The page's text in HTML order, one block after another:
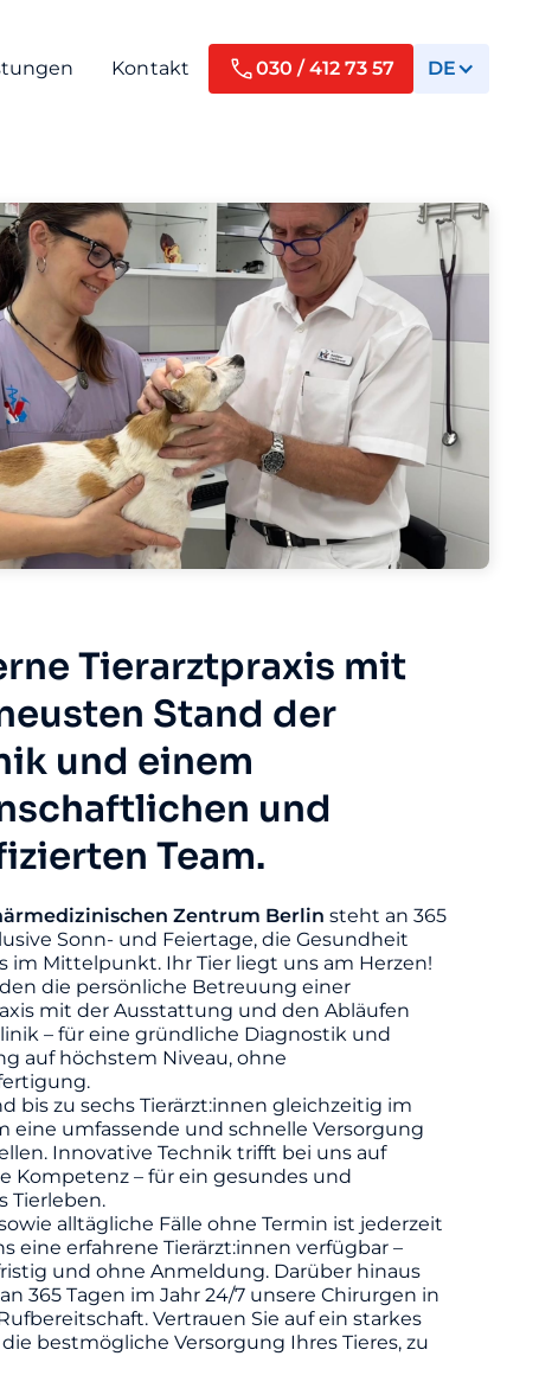
Kontakt 030 / 412 73 57 DE
Tierarztpraxis mit
Stand der
und einem
und
Team.
Zentrum Berlin steht an 365
Sonn- und Feiertage, die Gesundheit
im Mittelpunkt. Ihr Tier liegt uns am Herzen!
die persönliche Betreuung einer
mit der Ausstattung und den Abläufen
– für eine gründliche Diagnostik und
auf höchstem Niveau, ohne
bis zu sechs Tierärzt:innen gleichzeitig im
eine umfassende und schnelle Versorgung
Innovative Technik trifft bei uns auf
Kompetenz – für ein gesundes und
Tierleben.
alltägliche Fälle ohne Termin ist jederzeit
eine erfahrene Tierärzt:innen verfügbar –
und ohne Anmeldung. Darüber hinaus
365 Tagen im Jahr 24/7 unsere Chirurgen in
Vertrauen Sie auf ein starkes
die bestmögliche Versorgung Ihres Tieres, zu